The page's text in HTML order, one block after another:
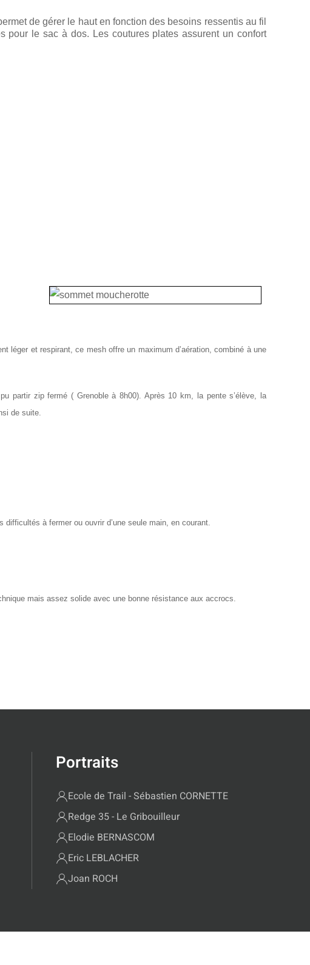
de gérer le haut en fonction des besoins ressentis au fil
le sac à dos. Les coutures plates assurent un confort
léger et respirant, ce mesh offre un maximum d’aération, combiné à une
partir zip fermé ( Grenoble à 8h00). Après 10 km, la pente s’élève, la
de suite.
à fermer ou ouvrir d’une seule main, en courant.
mais assez solide avec une bonne résistance aux accrocs.
Portraits
Ecole de Trail - Sébastien CORNETTE
Redge 35 - Le Gribouilleur
Elodie BERNASCOM
Eric LEBLACHER
Joan ROCH